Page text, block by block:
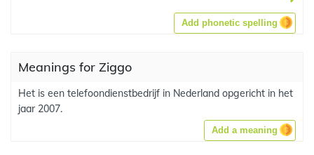
Add phonetic spelling
Meanings for Ziggo
Het is een telefoondienstbedrijf in Nederland opgericht in het
jaar 2007.
Add a meaning